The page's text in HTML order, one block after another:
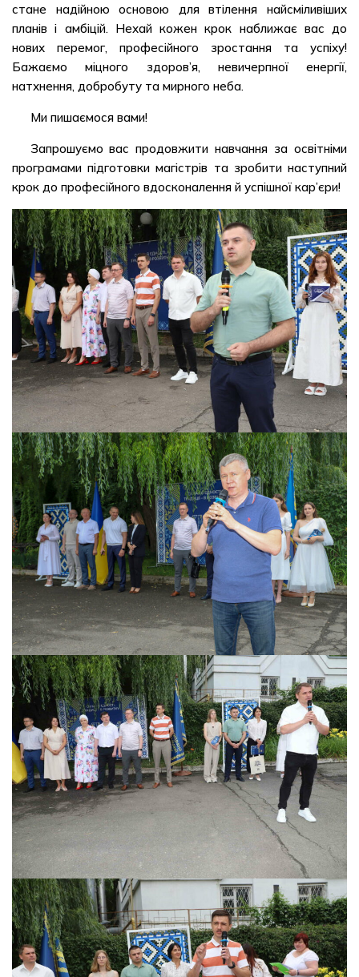
стане надійною основою для втілення найсміливіших
планів і амбіцій. Нехай кожен крок наближає вас до
нових перемог, професійного зростання та успіху!
Бажаємо міцного здоров’я, невичерпної енергії,
натхнення, добробуту та мирного неба.
Ми пишаємося вами!
Запрошуємо вас продовжити навчання за освітніми
програмами підготовки магістрів та зробити наступний
крок до професійного вдосконалення й успішної кар’єри!